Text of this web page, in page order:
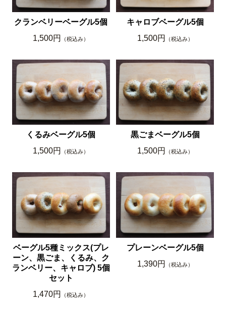
クランベリーベーグル5個
1,500円
（税込み）
キャロブベーグル5個
1,500円
（税込み）
くるみベーグル5個
1,500円
（税込み）
黒ごまベーグル5個
1,500円
（税込み）
ベーグル5種ミックス(プレ
ーン、黒ごま、くるみ、ク
ランベリー、キャロブ) 5個
セット
1,470円
（税込み）
プレーンベーグル5個
1,390円
（税込み）